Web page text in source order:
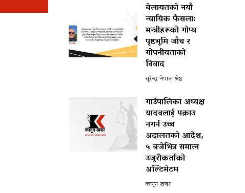
बेलायतको नयाँ
न्यायिक फैसला:
मन्त्रीहरूको गोप्य
पृष्ठभूमि जाँच र
गोपनीयताको
विवाद
सुरेन्द्र नेपाल श्रेष्ठ
गाउँपालिका अध्यक्ष
यादवलाई पक्राउ
नगर्न उच्च
अदालतको आदेश,
५ बजेभित्र समात्न
उजुरीकर्ताको
अल्टिमेटम
कानून खबर